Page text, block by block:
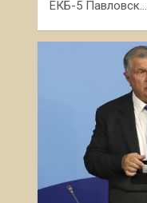
ЕКБ-5 Павловск…